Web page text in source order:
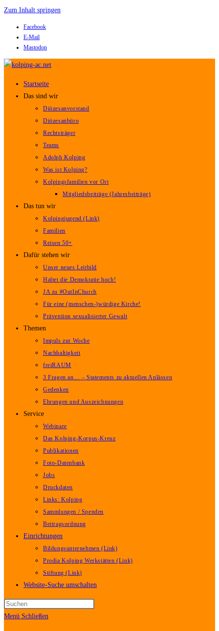
Zum Inhalt springen
Facebook
E-Mail
Mastodon
Startseite
Das sind wir
Diözesanvorstand
Diözesanbüro
Rechtsträger
Teams
Adolph Kolping
Was ist Kolping?
Kolpingsfamilien vor Ort
Mitgliedsbeiträge (Jahresbeiträge)
Das tun wir
Kolpingjugend (Link)
Familien
Reisen 50+
Dafür stehen wir
Unser neues Leitbild
Haltet die Demokratie hoch!
JA zu #OutInChurch
Für eine (menschen-)würdige Kirche!
Prävention sexualisierter Gewalt
Themen
Impuls zur Woche
Nachhaltigkeit
freiRAUM
3 Fragen an… – Statements zu aktuellen Anlässen
Gedenken
Ehrungen und Auszeichnungen
Service
Webinare
Das Kolping-Korpus-Kreuz
Publikationen
Foto-Datenbank
Jobs
Druckdaten
Links: Kolping
Sammlungen / Spenden
Beitragsordnung
Einrichtungen
Bildungsunternehmen (Link)
Prodia Kolping Werkstätten (Link)
Stiftung (Link)
Website-Suche umschalten
Menü Schließen